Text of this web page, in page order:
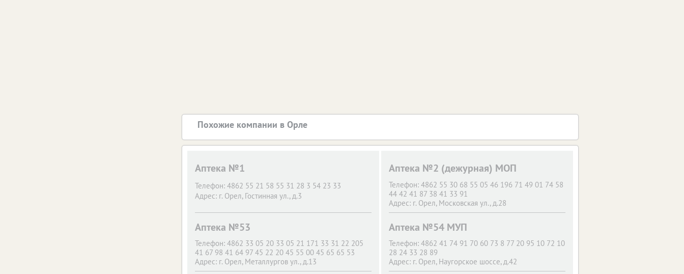
Похожие компании в Орле
Аптека №1
Телефон: 4862 55 21 58 55 31 28 3 54 23 33
Адрес: г. Орел, Гостинная ул., д.3
Аптека №2 (дежурная) МОП
Телефон: 4862 55 30 68 55 05 46 196 71 49 01 74 58
44 42 41 87 38 41 33 91
Адрес: г. Орел, Московская ул., д.28
Аптека №53
Телефон: 4862 33 05 20 33 05 21 171 33 31 22 205
41 67 98 41 64 97 45 22 20 45 55 00 45 65 65 53
Адрес: г. Орел, Металлургов ул., д.13
Аптека №54 МУП
Телефон: 4862 41 74 91 70 60 73 8 77 20 95 10 72 10
28 24 33 28 89
Адрес: г. Орел, Наугорское шоссе, д.42